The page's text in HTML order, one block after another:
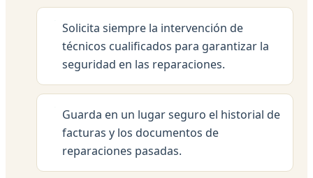
Solicita siempre la intervención de
técnicos cualificados para garantizar la
seguridad en las reparaciones.
Guarda en un lugar seguro el historial de
facturas y los documentos de
reparaciones pasadas.